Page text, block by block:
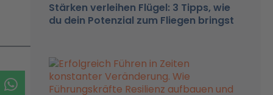
Stärken verleihen Flügel: 3 Tipps, wie
du dein Potenzial zum Fliegen bringst